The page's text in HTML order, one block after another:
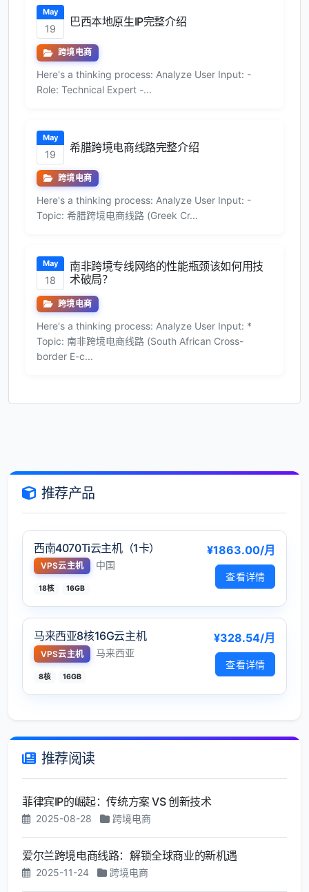
May
19
巴西本地原生IP完整介绍
跨境电商
Here's a thinking process: Analyze User Input: -
Role: Technical Expert -...
May
19
希腊跨境电商线路完整介绍
跨境电商
Here's a thinking process: Analyze User Input: -
Topic: 希腊跨境电商线路 (Greek Cr...
May
18
南非跨境专线网络的性能瓶颈该如何用技
术破局？
跨境电商
Here's a thinking process: Analyze User Input: *
Topic: 南非跨境电商线路 (South African Cross-
border E-c...
推荐产品
西南4070Ti云主机（1卡）
VPS云主机 中国
18核 16GB
¥1863.00/月
查看详情
马来西亚8核16G云主机
VPS云主机 马来西亚
8核 16GB
¥328.54/月
查看详情
推荐阅读
菲律宾IP的崛起：传统方案 VS 创新技术
2025-08-28 跨境电商
爱尔兰跨境电商线路：解锁全球商业的新机遇
2025-11-24 跨境电商